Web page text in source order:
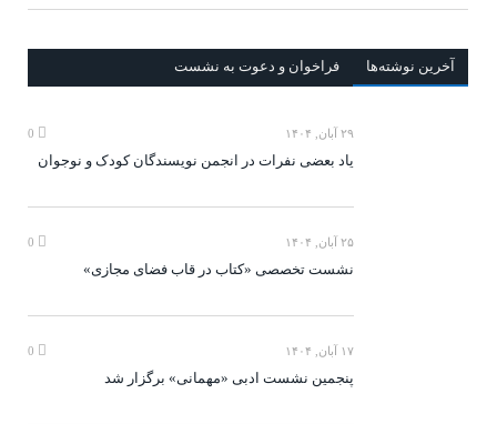
آخرين‌ نوشته‌ها فراخوان و دعوت به نشست
۲۹ آبان, ۱۴۰۴
یاد بعضی نفرات در انجمن نویسندگان کودک و نوجوان
۲۵ آبان, ۱۴۰۴
نشست تخصصی «کتاب در قاب فضای مجازی»
۱۷ آبان, ۱۴۰۴
پنجمین نشست ادبی «مهمانی» برگزار شد